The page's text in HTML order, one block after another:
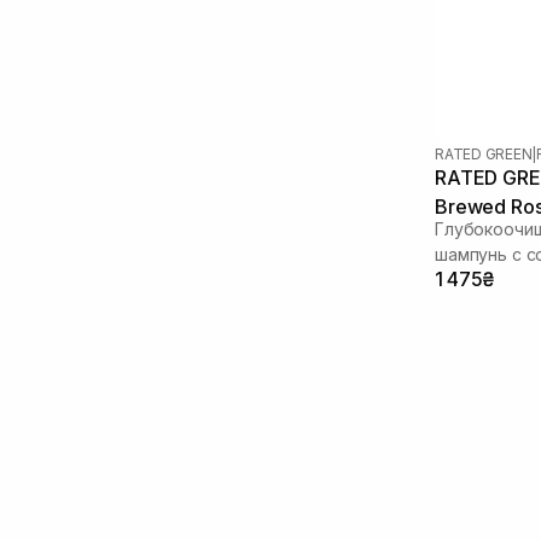
RATED GREEN
RATED
Brewed
Shampoo
шампунь с
1 475₴